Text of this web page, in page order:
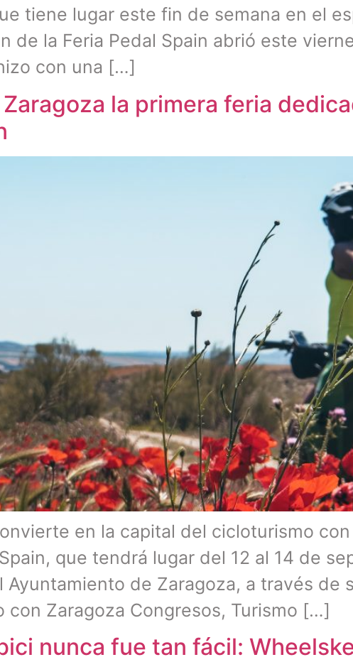
tiene lugar este fin de semana en el
de la Feria Pedal Spain abrió este
con una […]
la primera feria
en la capital del cicloturismo
que tendrá lugar del 12 al 14 de
Ayuntamiento de Zaragoza, a través de
con Zaragoza Congresos, Turismo […]
nunca fue tan fácil: